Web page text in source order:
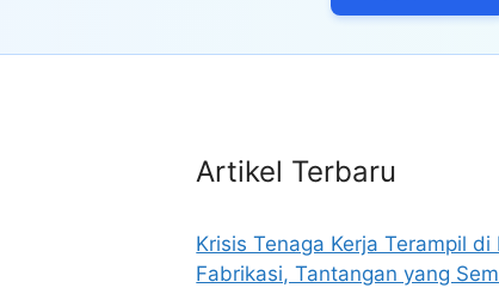
Artikel Terbaru
Krisis Tenaga Kerja Terampil di
Fabrikasi, Tantangan yang